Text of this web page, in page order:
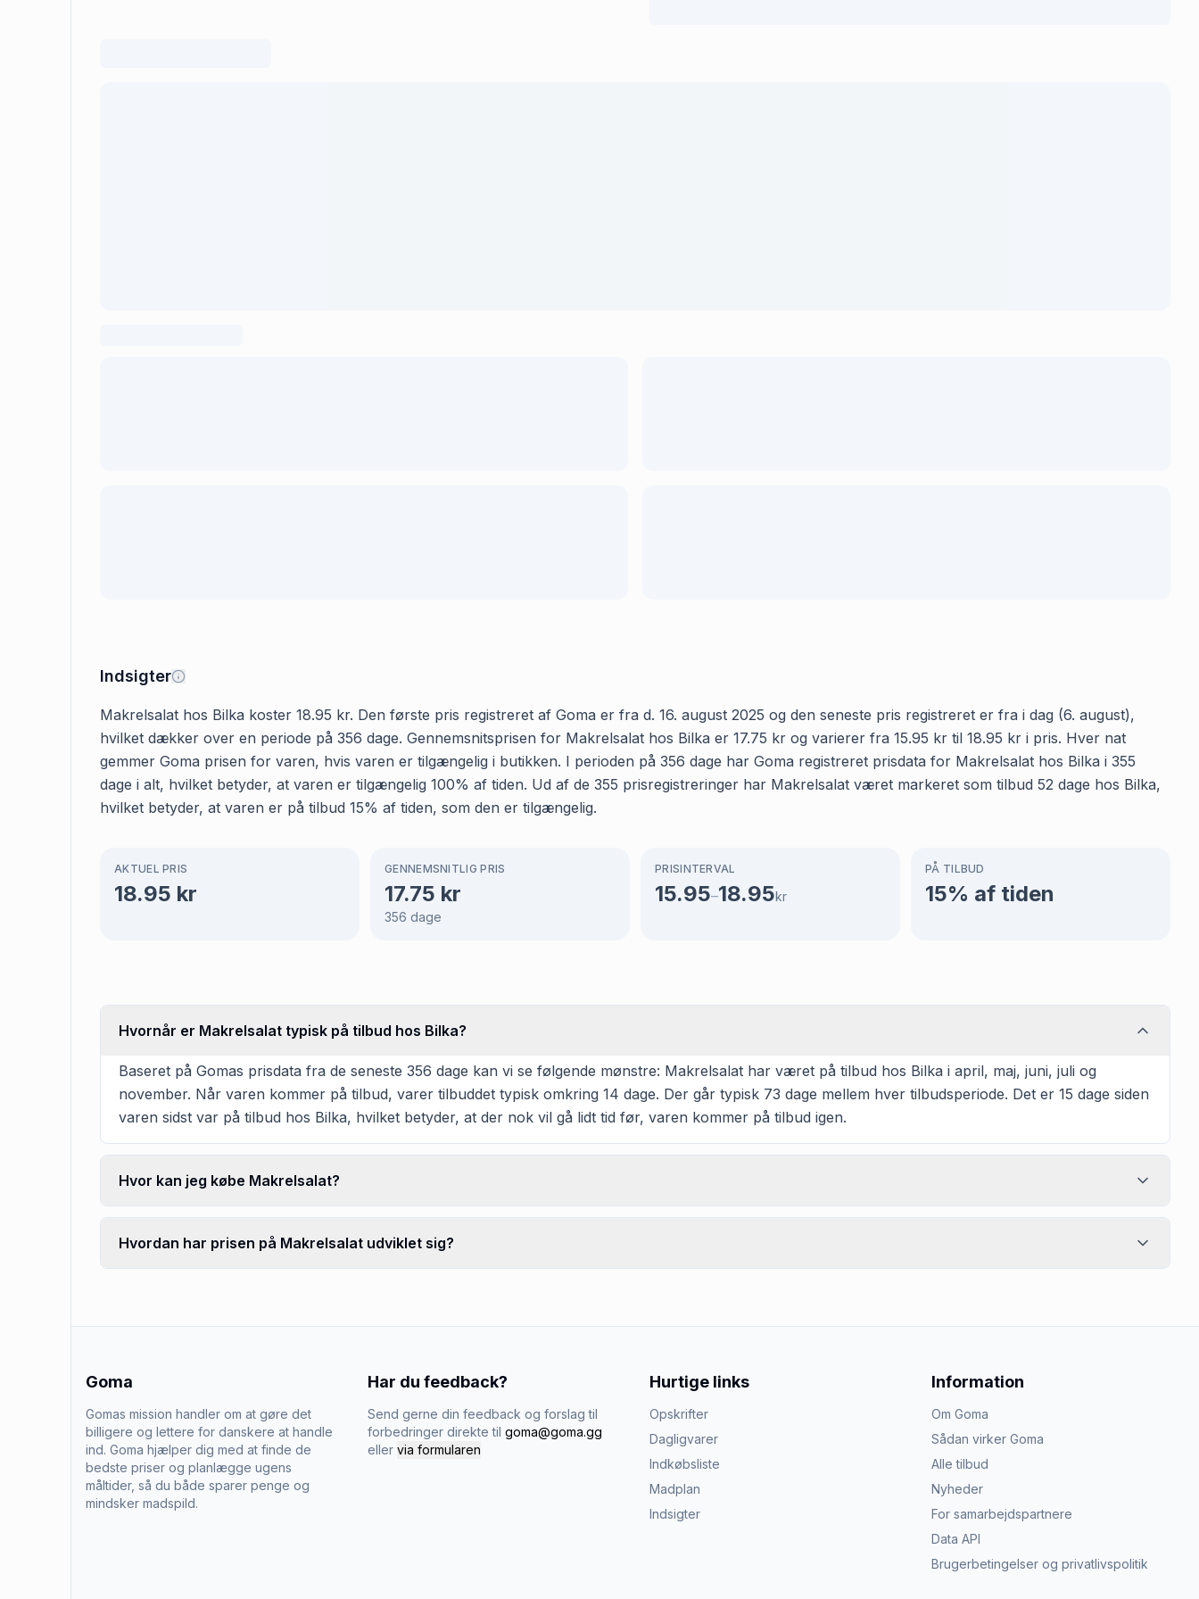
Indsigter
Makrelsalat hos Bilka koster 18.95 kr. Den første pris registreret af Goma er fra d. 16. august 2025 og den seneste pris registreret er fra i dag (6. august),
hvilket dækker over en periode på 356 dage. Gennemsnitsprisen for Makrelsalat hos Bilka er 17.75 kr og varierer fra 15.95 kr til 18.95 kr i pris. Hver nat
gemmer Goma prisen for varen, hvis varen er tilgængelig i butikken. I perioden på 356 dage har Goma registreret prisdata for Makrelsalat hos Bilka i 355
dage i alt, hvilket betyder, at varen er tilgængelig 100% af tiden. Ud af de 355 prisregistreringer har Makrelsalat været markeret som tilbud 52 dage hos Bilka,
hvilket betyder, at varen er på tilbud 15% af tiden, som den er tilgængelig.
AKTUEL PRIS
18.95 kr
GENNEMSNITLIG PRIS
17.75 kr
356 dage
PRISINTERVAL
15.95–18.95kr
PÅ TILBUD
15% af tiden
Hvornår er Makrelsalat typisk på tilbud hos Bilka?
Baseret på Gomas prisdata fra de seneste 356 dage kan vi se følgende mønstre: Makrelsalat har været på tilbud hos Bilka i april, maj, juni, juli og
november. Når varen kommer på tilbud, varer tilbuddet typisk omkring 14 dage. Der går typisk 73 dage mellem hver tilbudsperiode. Det er 15 dage siden
varen sidst var på tilbud hos Bilka, hvilket betyder, at der nok vil gå lidt tid før, varen kommer på tilbud igen.
Hvor kan jeg købe Makrelsalat?
Hvordan har prisen på Makrelsalat udviklet sig?
Goma
Gomas mission handler om at gøre det
billigere og lettere for danskere at handle
ind. Goma hjælper dig med at finde de
bedste priser og planlægge ugens
måltider, så du både sparer penge og
mindsker madspild.
Har du feedback?
Send gerne din feedback og forslag til
forbedringer direkte til goma@goma.gg
eller via formularen
Hurtige links
Opskrifter
Dagligvarer
Indkøbsliste
Madplan
Indsigter
Information
Om Goma
Sådan virker Goma
Alle tilbud
Nyheder
For samarbejdspartnere
Data API
Brugerbetingelser og privatlivspolitik